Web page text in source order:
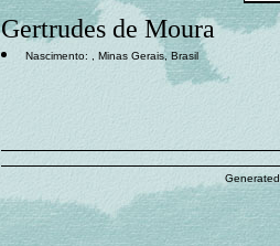
Gertrudes de Moura
Nascimento: , Minas Gerais, Brasil